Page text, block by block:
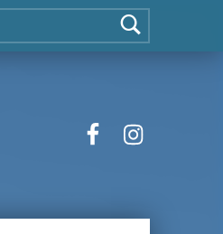
facebook